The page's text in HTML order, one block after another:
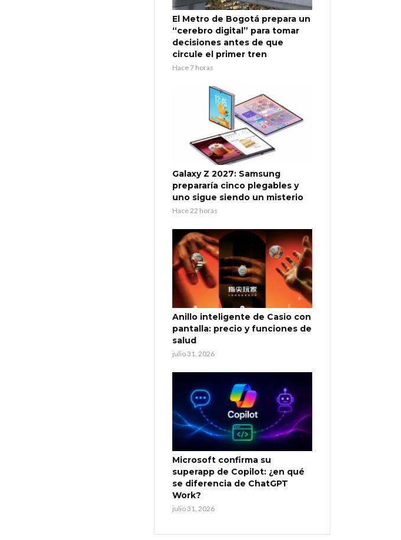
El Metro de Bogotá prepara un
“cerebro digital” para tomar
decisiones antes de que
circule el primer tren
Hace 7 horas
Galaxy Z 2027: Samsung
prepararía cinco plegables y
uno sigue siendo un misterio
Hace 22 horas
Anillo inteligente de Casio con
pantalla: precio y funciones de
salud
julio 31, 2026
Microsoft confirma su
superapp de Copilot: ¿en qué
se diferencia de ChatGPT
Work?
julio 31, 2026